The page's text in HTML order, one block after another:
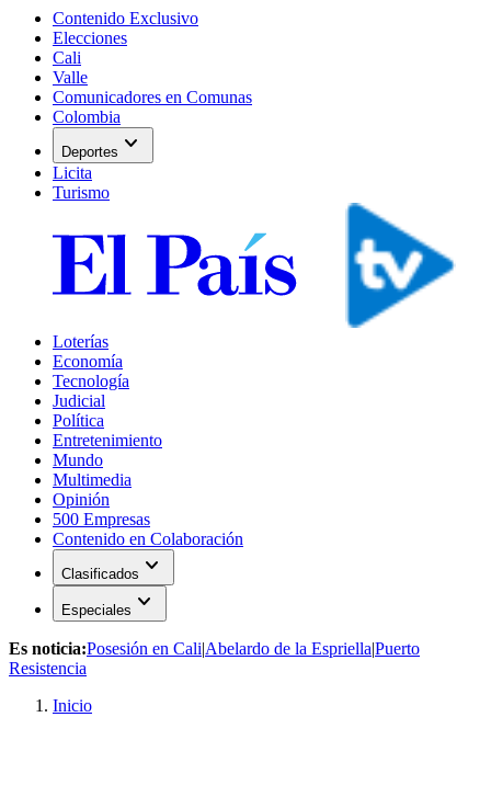
Contenido Exclusivo
Elecciones
Cali
Valle
Comunicadores en Comunas
Colombia
Deportes expand_more
Licita
Turismo
Loterías
Economía
Tecnología
Judicial
Política
Entretenimiento
Mundo
Multimedia
Opinión
500 Empresas
Contenido en Colaboración
Clasificados expand_more
Especiales expand_more
Es noticia:Posesión en Cali|Abelardo de la Espriella|Puerto
Resistencia
Inicio